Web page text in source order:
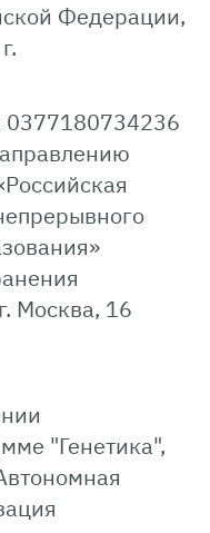
Федерации,
0377180734236
Москва, 16
"Генетика",